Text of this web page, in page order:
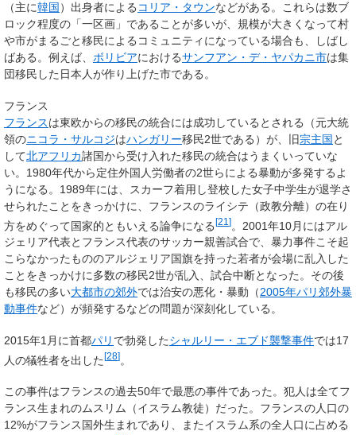
（主に韓国 ）出身者による コリア・タウンなどがある。これらは数ブ
ロック程度の「一区画」であることが多いが、規模が大きくなって村
や市がまるごと移民によるコミュニティになっている場合も、しばし
ばある。例えば、 ボリビアにおけるサンフアン・デ・ヤパカニ市は集
団移民した日本人が作り上げた市である。
フランス
フランスは東欧からの移民の統合には成功しているとされる（元大統
領のニコラ・サルコジはハンガリー移民2世である）が、旧宗主国 と
して北アフリカ諸国から受け入れた移民の統合はうまくいっていな
い。1980年代から定住外国人労働者の2世らによる暴動が多発するよ
うになる。1989年には、スカーフ着用し登校した女子中学生が退学さ
せられたことをきっかけに、フランスのライシテ（政教分離）の在り
方をめぐって国家的ともいえる論争になる[21 ]。2001年10月にはアル
ジェリア代表とフランス代表のサッカー親善試合で、暴力事件こそ起
こらなかったもののアルジェリア国旗を持った若者が会場に乱入した
ことをきっかけに多数の移民2世が乱入、試合中断となった。その後
も移民の多い大都市の郊外では治安の悪化・暴動（2005年パリ郊外暴
動事件など）が頻発するなどの問題が深刻化している。
2015年1月に首都パリ で勃発したシャルリー・エブド襲撃事件では17
人の犠牲者を出した[28]。
この事件はフランスの過去50年で最悪の事件であった。犯人は全てフ
ランス生まれのムスリム（イスラム教徒）だった。フランスの人口の
12%がフランス国外生まれであり、またイスラム系の全人口に占める